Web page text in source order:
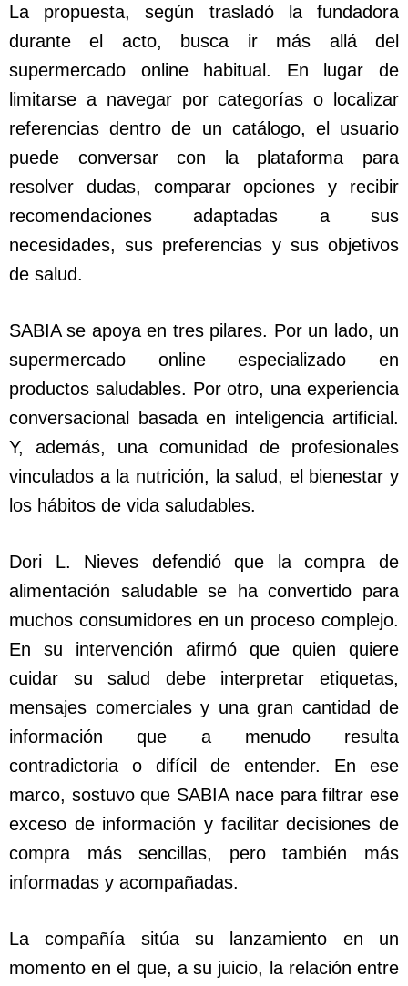
La propuesta, según trasladó la fundadora
durante el acto, busca ir más allá del
supermercado online habitual. En lugar de
limitarse a navegar por categorías o localizar
referencias dentro de un catálogo, el usuario
puede conversar con la plataforma para
resolver dudas, comparar opciones y recibir
recomendaciones adaptadas a sus
necesidades, sus preferencias y sus objetivos
de salud.
SABIA se apoya en tres pilares. Por un lado, un
supermercado online especializado en
productos saludables. Por otro, una experiencia
conversacional basada en inteligencia artificial.
Y, además, una comunidad de profesionales
vinculados a la nutrición, la salud, el bienestar y
los hábitos de vida saludables.
Dori L. Nieves defendió que la compra de
alimentación saludable se ha convertido para
muchos consumidores en un proceso complejo.
En su intervención afirmó que quien quiere
cuidar su salud debe interpretar etiquetas,
mensajes comerciales y una gran cantidad de
información que a menudo resulta
contradictoria o difícil de entender. En ese
marco, sostuvo que SABIA nace para filtrar ese
exceso de información y facilitar decisiones de
compra más sencillas, pero también más
informadas y acompañadas.
La compañía sitúa su lanzamiento en un
momento en el que, a su juicio, la relación entre